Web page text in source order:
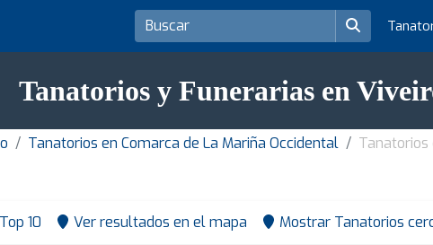
Tanatorios y Funerarias en
Tanatorios en Comarca de La Mariña Occidental Tanatorios
Top 10 Ver resultados en el mapa Mostrar Tanatorios